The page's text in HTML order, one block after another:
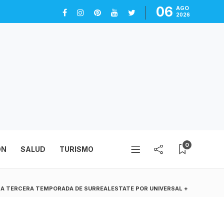
06 AGO
2026
SALUD TURISMO 0
TERCERA TEMPORADA DE SURREALESTATE POR UNIVERSAL +